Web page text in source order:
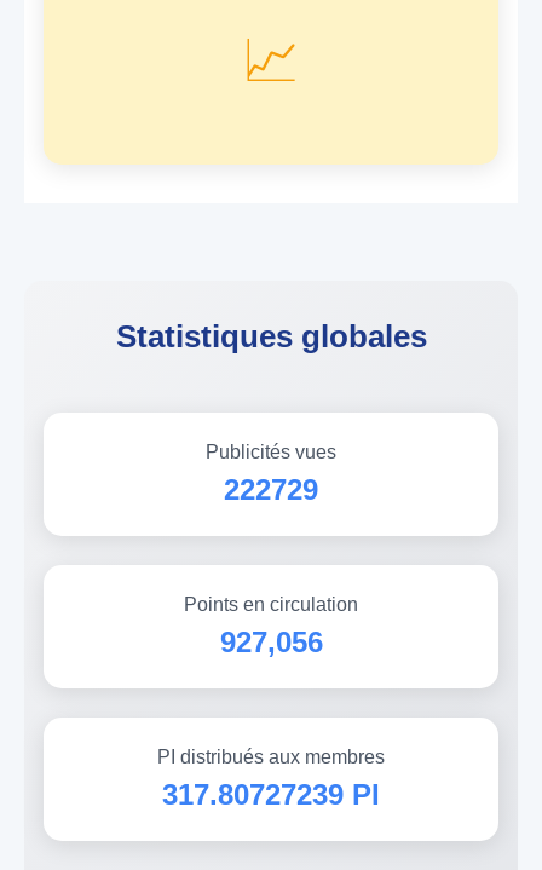
📈
Statistiques globales
Publicités vues
222729
Points en circulation
927,056
PI distribués aux membres
317.80727239 PI